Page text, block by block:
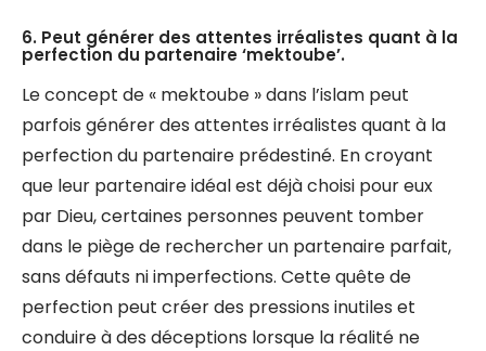
6. Peut générer des attentes irréalistes quant à la
perfection du partenaire ‘mektoube’.
Le concept de « mektoube » dans l’islam peut
parfois générer des attentes irréalistes quant à la
perfection du partenaire prédestiné. En croyant
que leur partenaire idéal est déjà choisi pour eux
par Dieu, certaines personnes peuvent tomber
dans le piège de rechercher un partenaire parfait,
sans défauts ni imperfections. Cette quête de
perfection peut créer des pressions inutiles et
conduire à des déceptions lorsque la réalité ne